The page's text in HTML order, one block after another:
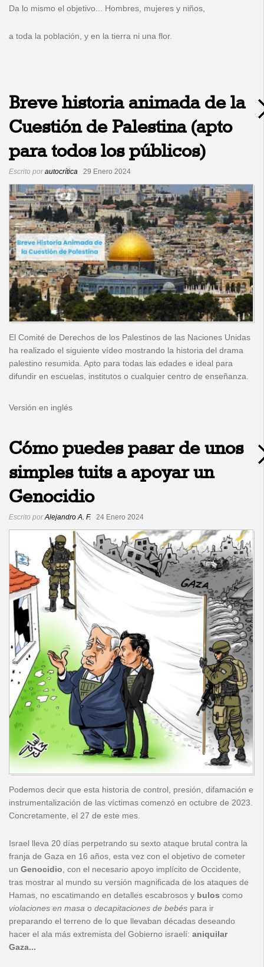
Da lo mismo el objetivo... Hombres, mujeres y niños,
a toda la población, y en la tierra ni una flor.
Breve historia animada de la
Cuestión de Palestina (apto
para todos los públicos)
Escrito porautocrítica 29 Enero 2024
El Comité de Derechos de los Palestinos de las Naciones Unidas
ha realizado el siguiente vídeo mostrando la historia del drama
palestino resumida. Apto para todas las edades e ideal para
difundir en escuelas, institutos o cualquier centro de enseñanza.
Versión en inglés
Cómo puedes pasar de unos
simples tuits a apoyar un
Genocidio
Escrito porAlejandro A. F. 24 Enero 2024
Podemos decir que esta historia de control, presión, difamación e
instrumentalización de las víctimas comenzó en octubre de 2023.
Concretamente, el 27 de este mes.
Israel lleva 20 días perpetrando su sexto ataque brutal contra la
franja de Gaza en 16 años, esta vez con el objetivo de cometer
un Genocidio, con el necesario apoyo implícito de Occidente,
tras mostrar al mundo su versión magnificada de los ataques de
Hamas, no escatimando en detalles escabrosos y bulos como
violaciones en masa o decapitaciones de bebés para ir
preparando el terreno de lo que llevaban décadas deseando
hacer el ala más extremista del Gobierno israelí: aniquilar
Gaza...